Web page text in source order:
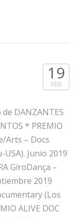
19
FEB
DANZANTES
* PREMIO
Arts – Docs
Junio 2019
GiroDança –
2019
(Los
ALIVE DOC